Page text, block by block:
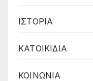
ΙΣΤΟΡΙΑ
ΚΑΤΟΙΚΙΔΙΑ
ΚΟΙΝΩΝΙΑ